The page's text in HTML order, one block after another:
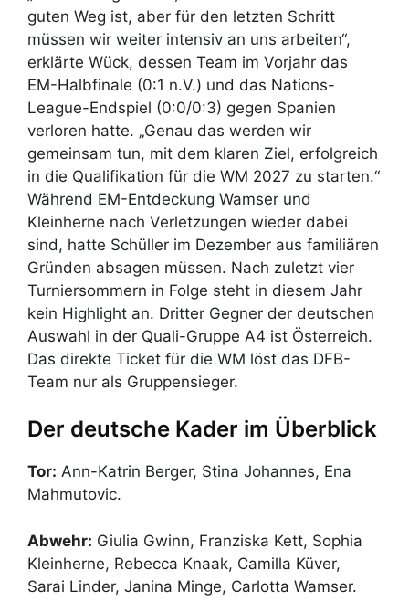
guten Weg ist, aber für den letzten Schritt
müssen wir weiter intensiv an uns arbeiten“,
erklärte Wück, dessen Team im Vorjahr das
EM-Halbfinale (0:1 n.V.) und das Nations-
League-Endspiel (0:0/0:3) gegen Spanien
verloren hatte. „Genau das werden wir
gemeinsam tun, mit dem klaren Ziel, erfolgreich
in die Qualifikation für die WM 2027 zu starten.“
Während EM-Entdeckung Wamser und
Kleinherne nach Verletzungen wieder dabei
sind, hatte Schüller im Dezember aus familiären
Gründen absagen müssen. Nach zuletzt vier
Turniersommern in Folge steht in diesem Jahr
kein Highlight an. Dritter Gegner der deutschen
Auswahl in der Quali-Gruppe A4 ist Österreich.
Das direkte Ticket für die WM löst das DFB-
Team nur als Gruppensieger.
Der deutsche Kader im Überblick
Tor: Ann-Katrin Berger, Stina Johannes, Ena
Mahmutovic.
Abwehr: Giulia Gwinn, Franziska Kett, Sophia
Kleinherne, Rebecca Knaak, Camilla Küver,
Sarai Linder, Janina Minge, Carlotta Wamser.